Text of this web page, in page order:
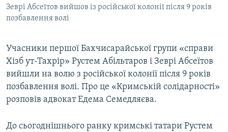
Зеврі Абсеїтов вийшов із російської колонії після 9 років
позбавлення волі
Учасники першої Бахчисарайської групи «справи
Хізб ут-Тахрір» Рустем Абільтаров і Зеврі Абсеїтов
вийшли на волю з російської колонії після 9 років
позбавлення волі. Про це «Кримській солідарності»
розповів адвокат Едема Семедляєва.
До сьогоднішнього ранку кримські татари Рустем